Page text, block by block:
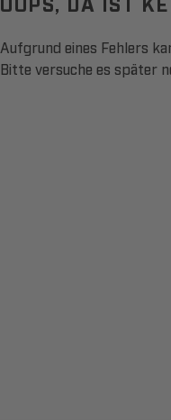
Aufgrund eines Fehlers
Bitte versuche es später